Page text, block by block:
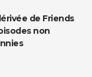
de Friends
non